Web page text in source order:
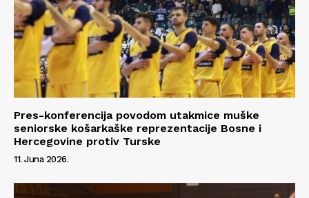
Info
Pres-konferencija povodom utakmice muške
seniorske košarkaške reprezentacije Bosne i
Hercegovine protiv Turske
11. Juna 2026.